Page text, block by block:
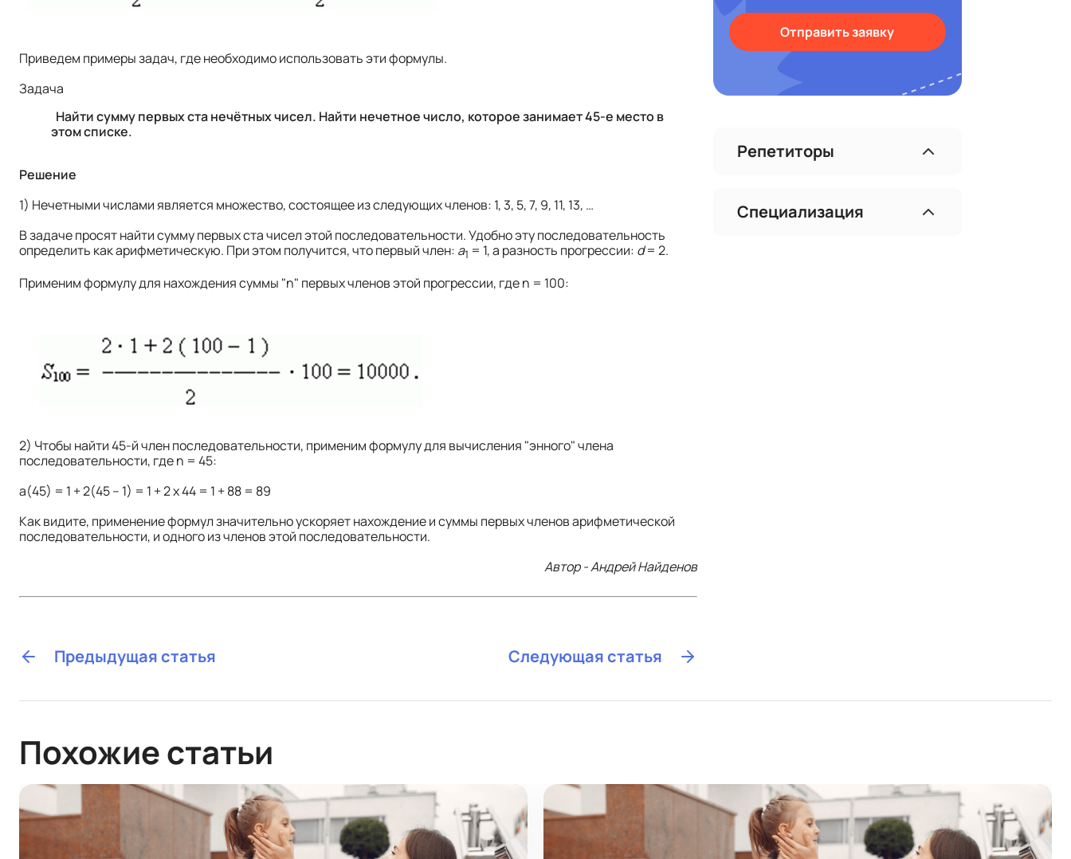
Приведем примеры задач, где необходимо использовать эти формулы.
Задача
Найти сумму первых ста нечётных чисел. Найти нечетное число, которое занимает 45-е место в
этом списке.
Решение
1) Нечетными числами является множество, состоящее из следующих членов: 1, 3, 5, 7, 9, 11, 13, …
В задаче просят найти сумму первых ста чисел этой последовательности. Удобно эту последовательность
определить как арифметическую. При этом получится, что первый член: a1 = 1, а разность прогрессии: d= 2.
Применим формулу для нахождения суммы "n" первых членов этой прогрессии, где n = 100:
2) Чтобы найти 45-й член последовательности, применим формулу для вычисления "энного" члена
последовательности, где n = 45:
а(45) = 1 + 2(45 – 1) = 1 + 2 х 44 = 1 + 88 = 89
Как видите, применение формул значительно ускоряет нахождение и суммы первых членов арифметической
последовательности, и одного из членов этой последовательности.
Автор - Андрей Найденов
Предыдущая статья Следующая статья
Отправить заявку
Репетиторы
Специализация
Похожие статьи